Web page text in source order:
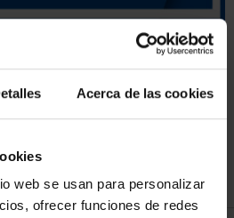
Acerca de las cookies
web se usan para personalizar
ofrecer funciones de redes
REFINAR